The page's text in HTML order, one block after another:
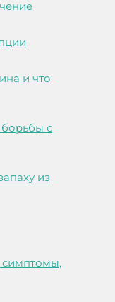
и что
с
из
симптомы,